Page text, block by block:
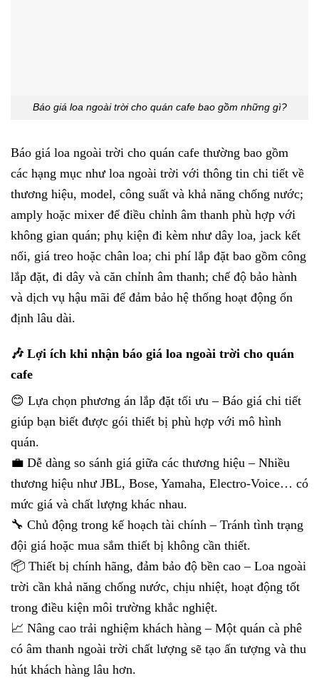
Báo giá loa ngoài trời cho quán cafe bao gồm những gì?
Báo giá loa ngoài trời cho quán cafe thường bao gồm
các hạng mục như loa ngoài trời với thông tin chi tiết về
thương hiệu, model, công suất và khả năng chống nước;
amply hoặc mixer để điều chỉnh âm thanh phù hợp với
không gian quán; phụ kiện đi kèm như dây loa, jack kết
nối, giá treo hoặc chân loa; chi phí lắp đặt bao gồm công
lắp đặt, đi dây và căn chỉnh âm thanh; chế độ bảo hành
và dịch vụ hậu mãi để đảm bảo hệ thống hoạt động ổn
định lâu dài.
🎶 Lợi ích khi nhận báo giá loa ngoài trời cho quán
cafe
😊 Lựa chọn phương án lắp đặt tối ưu – Báo giá chi tiết
giúp bạn biết được gói thiết bị phù hợp với mô hình
quán.
💼 Dễ dàng so sánh giá giữa các thương hiệu – Nhiều
thương hiệu như JBL, Bose, Yamaha, Electro-Voice… có
mức giá và chất lượng khác nhau.
🔧 Chủ động trong kế hoạch tài chính – Tránh tình trạng
đội giá hoặc mua sắm thiết bị không cần thiết.
📦 Thiết bị chính hãng, đảm bảo độ bền cao – Loa ngoài
trời cần khả năng chống nước, chịu nhiệt, hoạt động tốt
trong điều kiện môi trường khắc nghiệt.
📈 Nâng cao trải nghiệm khách hàng – Một quán cà phê
có âm thanh ngoài trời chất lượng sẽ tạo ấn tượng và thu
hút khách hàng lâu hơn.